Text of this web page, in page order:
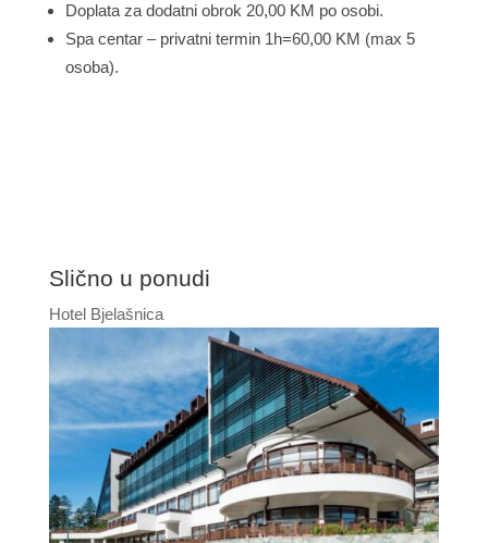
Doplata za dodatni obrok 20,00 KM po osobi.
Spa centar – privatni termin 1h=60,00 KM (max 5
osoba).
Slično u ponudi
Hotel Bjelašnica